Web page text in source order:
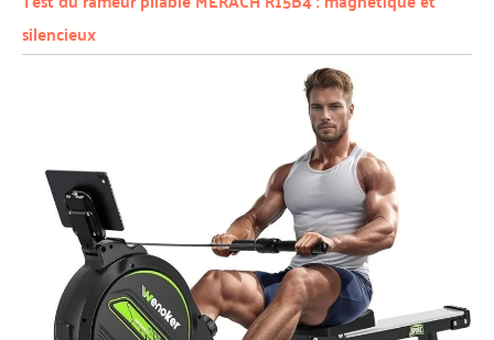
silencieux